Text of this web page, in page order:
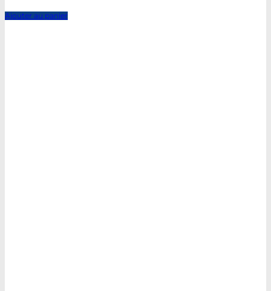
Ajouter au panier